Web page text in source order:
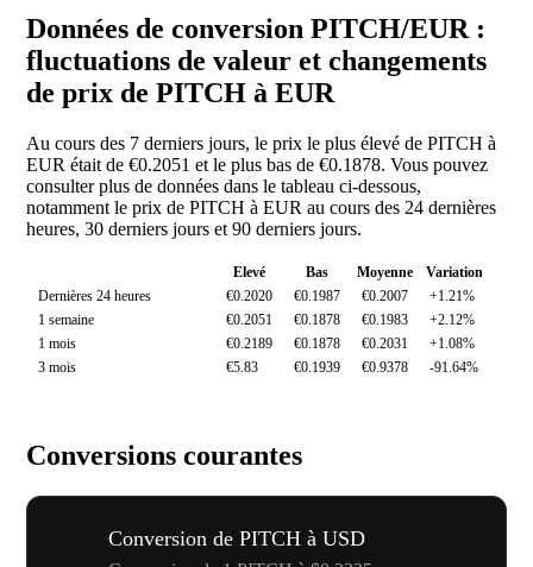
Données de conversion PITCH/EUR :
fluctuations de valeur et changements
de prix de PITCH à EUR
Au cours des 7 derniers jours, le prix le plus élevé de PITCH à
EUR était de €0.2051 et le plus bas de €0.1878. Vous pouvez
consulter plus de données dans le tableau ci-dessous,
notamment le prix de PITCH à EUR au cours des 24 dernières
heures, 30 derniers jours et 90 derniers jours.
Elevé Bas Moyenne
Variation
Dernières 24 heures
€0.2020 €0.1987 €0.2007
+1.21%
1 semaine
€0.2051 €0.1878 €0.1983
+2.12%
1 mois
€0.2189 €0.1878 €0.2031
+1.08%
3 mois
€5.83 €0.1939 €0.9378 -91.64%
Conversions courantes
Conversion de PITCH à USD